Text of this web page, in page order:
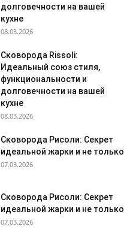
долговечности на вашей
кухне
08.03.2026
Сковорода Rissoli:
Идеальный союз стиля,
функциональности и
долговечности на вашей
кухне
08.03.2026
Сковорода Рисоли: Секрет
идеальной жарки и не только
07.03.2026
Сковорода Рисоли: Секрет
идеальной жарки и не только
07.03.2026